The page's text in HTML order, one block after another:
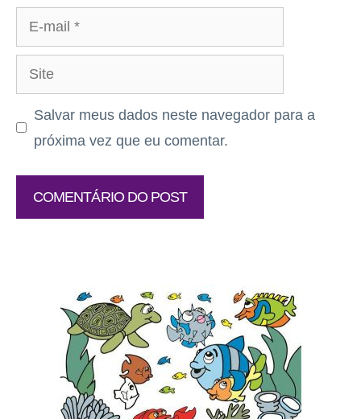
mail
Site
Salvar meus dados neste navegador para a
próxima vez que eu comentar.